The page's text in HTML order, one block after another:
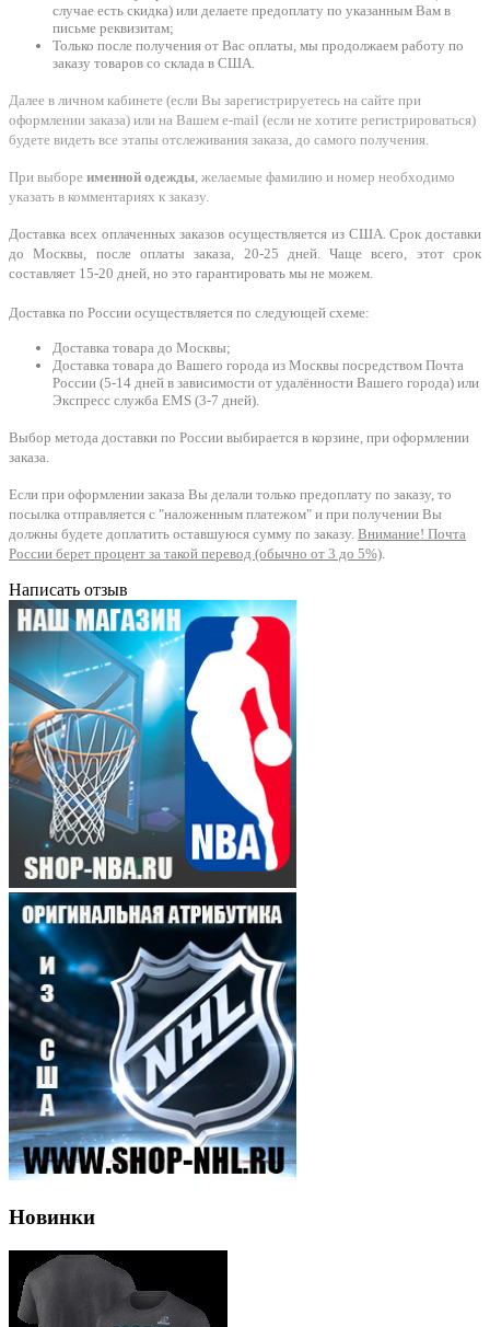
случае есть скидка) или делаете предоплату по указанным Вам в
письме реквизитам;
Только после получения от Вас оплаты, мы продолжаем работу по
заказу товаров со склада в США.
Далее в личном кабинете (если Вы зарегистрируетесь на сайте при
оформлении заказа) или на Вашем e-mail (если не хотите регистрироваться)
будете видеть все этапы отслеживания заказа, до самого получения.
При выборе именной одежды, желаемые фамилию и номер необходимо
указать в комментариях к заказу.
Доставка всех оплаченных заказов осуществляется из США. Срок доставки
до Москвы, после оплаты заказа, 20-25 дней. Чаще всего, этот срок
составляет 15-20 дней, но это гарантировать мы не можем.
Доставка по России осуществляется по следующей схеме:
Доставка товара до Москвы;
Доставка товара до Вашего города из Москвы посредством Почта
России (5-14 дней в зависимости от удалённости Вашего города) или
Экспресс служба EMS (3-7 дней).
Выбор метода доставки по России выбирается в корзине, при оформлении
заказа.
Если при оформлении заказа Вы делали только предоплату по заказу, то
посылка отправляется с "наложенным платежом" и при получении Вы
должны будете доплатить оставшуюся сумму по заказу. Внимание! Почта
России берет процент за такой перевод (обычно от 3 до 5%).
Написать отзыв
Новинки